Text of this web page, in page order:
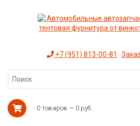
+7 (951) 813-00-81
0 товаров — 0 руб.